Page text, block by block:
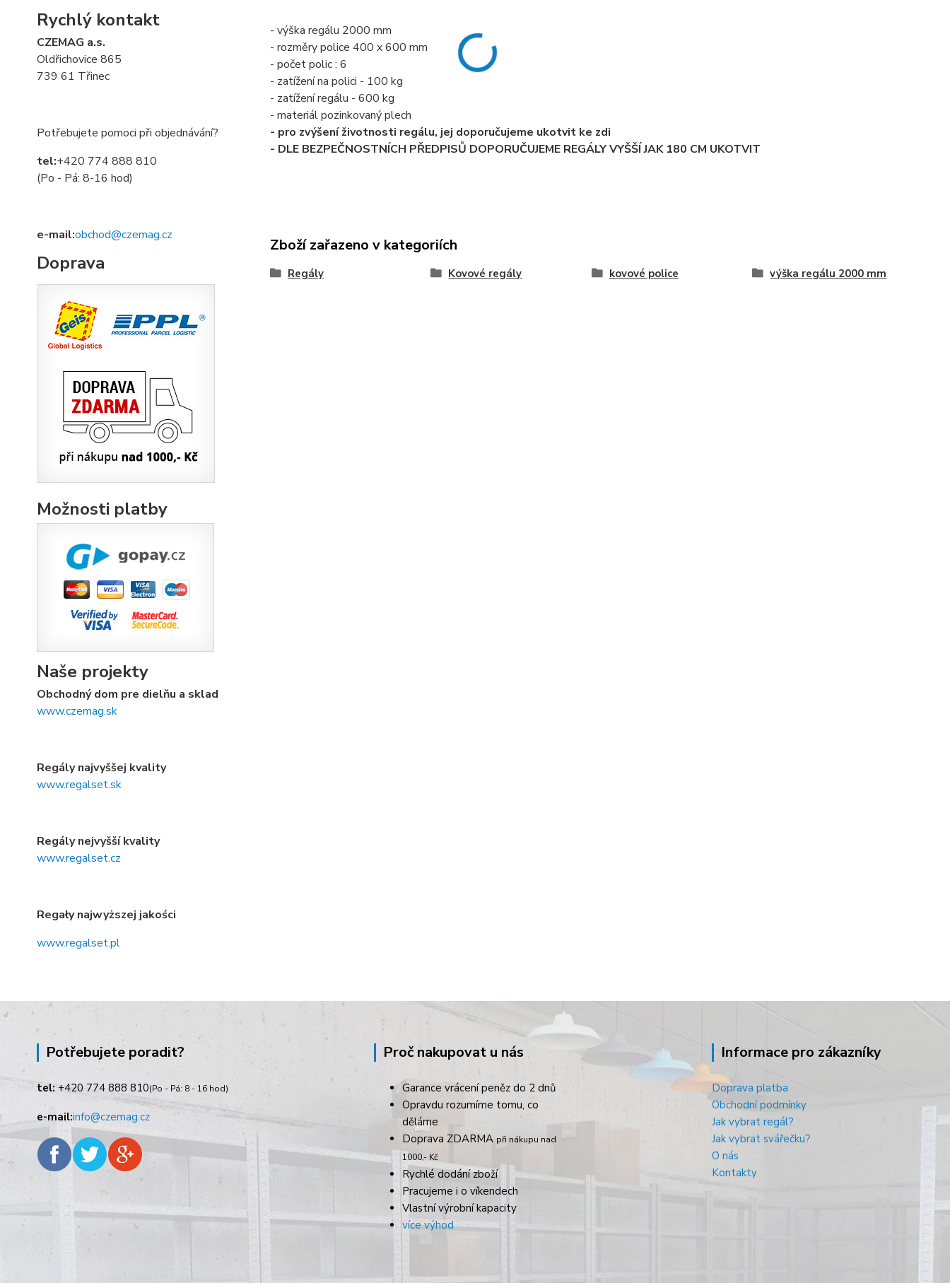
Rychlý kontakt
CZEMAG a.s.
Oldřichovice 865
739 61 Třinec
Potřebujete pomoci při objednávání?
tel:+420 774 888 810
(Po - Pá: 8-16 hod)
e-mail:obchod@czemag.cz
Doprava
Možnosti platby
Naše projekty
Obchodný dom pre dielňu a sklad
www.czemag.sk
Regály najvyššej kvality
www.regalset.sk
Regály nejvyšší kvality
www.regalset.cz
Regały najwyższej jakości
www.regalset.pl
- výška regálu 2000 mm
- rozměry police 400 x 600 mm
- počet polic : 6
- zatížení na polici - 100 kg
- zatížení regálu - 600 kg
- materiál pozinkovaný plech
- pro zvýšení životnosti regálu, jej doporučujeme ukotvit ke zdi
- DLE BEZPEČNOSTNÍCH PŘEDPISŮ DOPORUČUJEME REGÁLY VYŠŠÍ JAK 180 CM UKOTVIT
Zboží zařazeno v kategoriích
Regály Kovové regály kovové police výška regálu 2000 mm
Potřebujete poradit?
tel:+420 774 888 810(Po - Pá: 8 - 16 hod)
e-mail:info@czemag.cz
Proč nakupovat u nás
Garance vrácení peněz do 2 dnů
Opravdu rozumíme tomu, co
děláme
Doprava ZDARMA při nákupu nad
1000,- Kč
Rychlé dodání zboží
Pracujeme i o víkendech
Vlastní výrobní kapacity
více výhod
Informace pro zákazníky
Doprava platba
Obchodní podmínky
Jak vybrat regál?
Jak vybrat svářečku?
O nás
Kontakty